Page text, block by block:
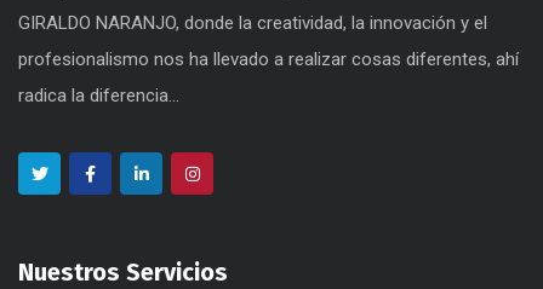
GIRALDO NARANJO, donde la creatividad, la innovación y el
profesionalismo nos ha llevado a realizar cosas diferentes, ahí
radica la diferencia...
Nuestros Servicios